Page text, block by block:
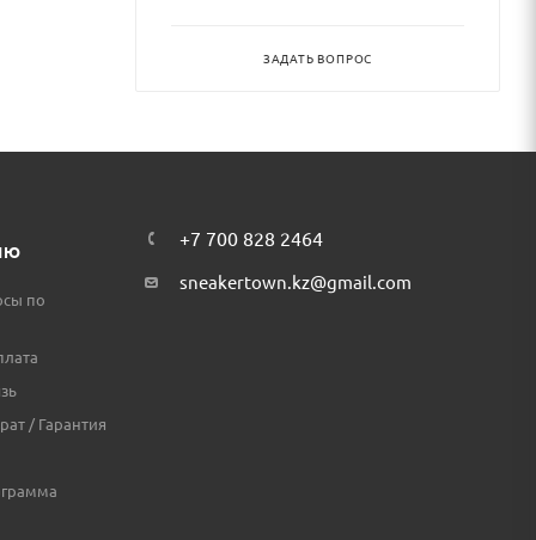
ЗАДАТЬ ВОПРОС
по
/ Гарантия
+7 700 828 2464
sneakertown.kz@gmail.com